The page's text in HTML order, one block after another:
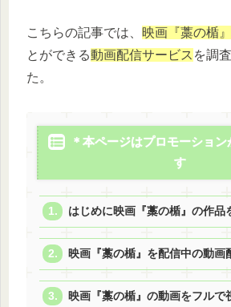
こちらの記事では、 映画『藁の楯 』
とができる動画配信サービス を調
た。
＊本ページはプロモーショ
す
はじめに映画『藁の楯』の作品
映画『藁の楯』を配信中の動画
映画『藁の楯』の動画をフルで